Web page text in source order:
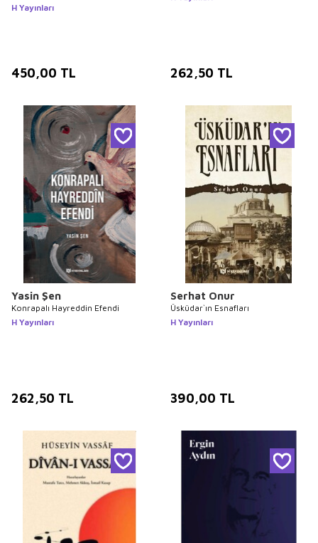
H Yayınları
450,00 TL 262,50 TL
Yasin Şen
Konrapalı Hayreddin Efendi
H Yayınları
262,50 TL
Serhat Onur
Üsküdar`ın Esnafları
H Yayınları
390,00 TL